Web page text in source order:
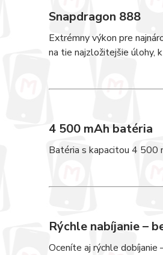
Snapdragon 888
Extrémny výkon pre
na tie najzložitejšie úlohy,
4 500 mAh batéria
Batéria s kapacitou 4 500
Rýchle nabíjanie –
Oceníte aj rýchle